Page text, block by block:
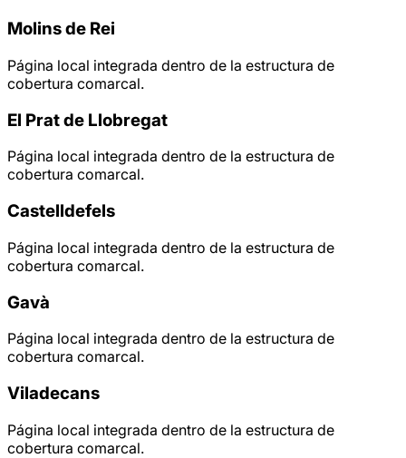
Molins de Rei
Página local integrada dentro de la estructura de
cobertura comarcal.
El Prat de Llobregat
Página local integrada dentro de la estructura de
cobertura comarcal.
Castelldefels
Página local integrada dentro de la estructura de
cobertura comarcal.
Gavà
Página local integrada dentro de la estructura de
cobertura comarcal.
Viladecans
Página local integrada dentro de la estructura de
cobertura comarcal.